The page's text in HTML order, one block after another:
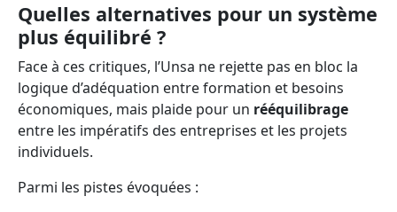
Quelles alternatives pour un système
plus équilibré ?
Face à ces critiques, l’Unsa ne rejette pas en bloc la
logique d’adéquation entre formation et besoins
économiques, mais plaide pour un rééquilibrage
entre les impératifs des entreprises et les projets
individuels.
Parmi les pistes évoquées :